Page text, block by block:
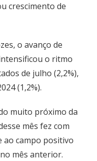
crescimento de
o avanço de
o ritmo
de julho (2,2%),
(1,2%).
muito próximo da
mês fez com
ao campo positivo
mês anterior.